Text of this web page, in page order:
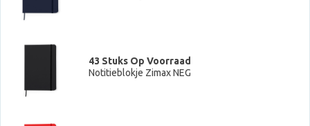
43 Stuks Op Voorraad
Notitieblokje Zimax NEG